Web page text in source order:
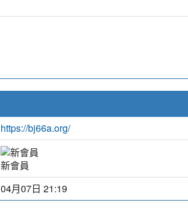
https://bj66a.org/
新會員
04月07日 21:19